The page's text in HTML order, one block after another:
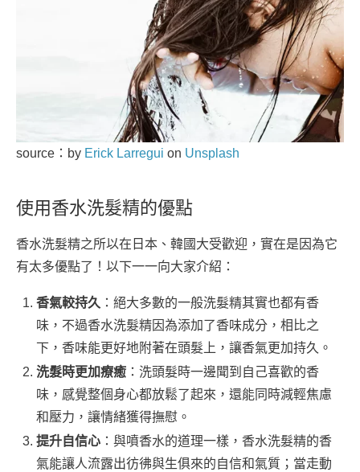
source：by Erick Larregui on Unsplash
使用香水洗髮精的優點
香水洗髮精之所以在日本、韓國大受歡迎，實在是因為它
有太多優點了！以下一一向大家介紹：
香氣較持久 ：絕大多數的一般洗髮精其實也都有香
味，不過香水洗髮精因為添加了香味成分，相比之
下，香味能更好地附著在頭髮上，讓香氣更加持久。
洗髮時更加療癒 ：洗頭髮時一邊聞到自己喜歡的香
味，感覺整個身心都放鬆了起來，還能同時減輕焦慮
和壓力，讓情緒獲得撫慰。
提升自信心 ：與噴香水的道理一樣，香水洗髮精的香
氣能讓人流露出彷彿與生俱來的自信和氣質；當走動